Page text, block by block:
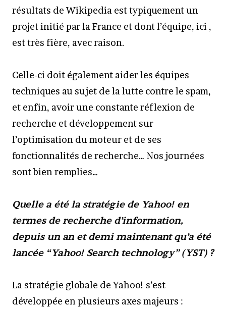
résultats de Wikipedia est typiquement un
projet initié par la France et dont l’équipe, ici ,
est très fière, avec raison.
Celle-ci doit également aider les équipes
techniques au sujet de la lutte contre le spam,
et enfin, avoir une constante réflexion de
recherche et développement sur
l’optimisation du moteur et de ses
fonctionnalités de recherche… Nos journées
sont bien remplies…
Quelle a été la stratégie de Yahoo! en
termes de recherche d’information,
depuis un an et demi maintenant qu’a été
lancée “Yahoo! Search technology” (YST) ?
La stratégie globale de Yahoo! s’est
développée en plusieurs axes majeurs :